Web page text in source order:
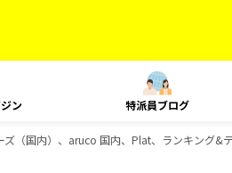
ン 特派員ブログ
（国内）、aruco 国内、Plat、ランキング&